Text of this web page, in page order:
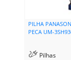
PILHA
PECA UM-
Pilhas